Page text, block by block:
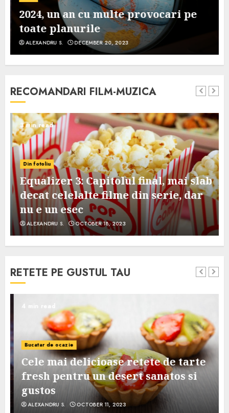
2024, un an cu multe provocari pe
toate planurile
ALEXANDRU S. DECEMBER 20, 2023
RECOMANDARI FILM-MUZICA
3 min read
Din fotoliu
Equalizer 3: Capitolul final, mai slab
decat celelalte filme din serie, dar
nu e un esec
ALEXANDRU S. OCTOBER 18, 2023
RETETE PE GUSTUL TAU
4 min read
Bucatar de ocazie
Cele mai delicioase retete de tarte
fresh pentru un desert sanatos si
gustos
ALEXANDRU S. OCTOBER 11, 2023